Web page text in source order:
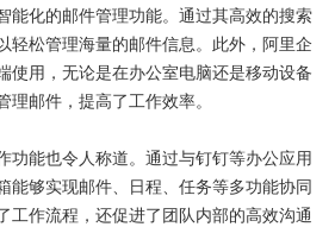
能化的邮件管理功能。通过其高效的搜索
轻松管理海量的邮件信息。此外，阿里企
使用，无论是在办公室电脑还是移动设备
理邮件，提高了工作效率。
功能也令人称道。通过与钉钉等办公应用
能够实现邮件、日程、任务等多功能协同
工作流程，还促进了团队内部的高效沟通